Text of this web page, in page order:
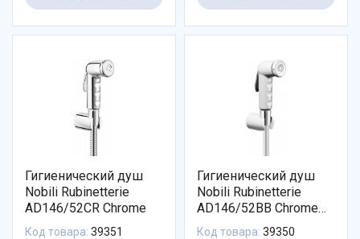
Гигиенический душ
Nobili Rubinetterie
AD146/52CR Chrome
Код товара: 39351
Гигиенический душ
Nobili Rubinetterie
AD146/52BB Chrome
and Polar white
Код товара: 39350